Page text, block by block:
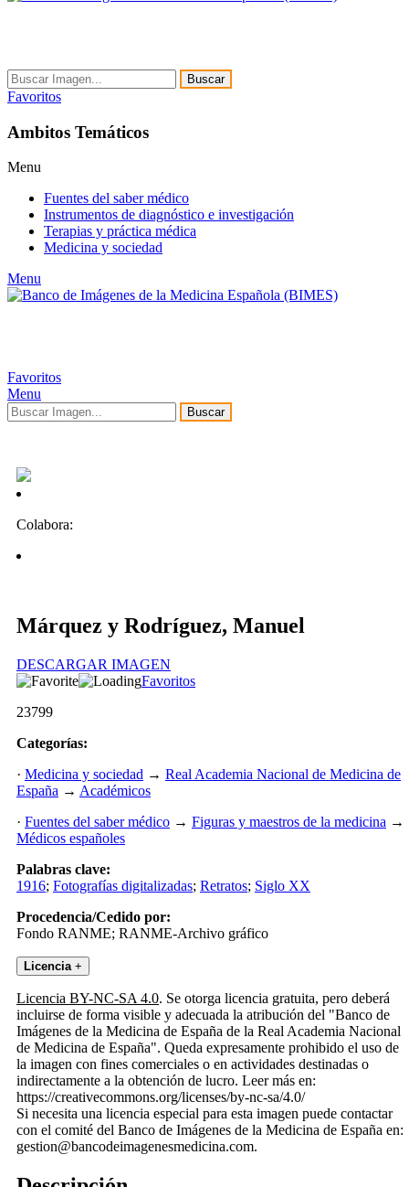
Buscar
Favoritos
Ambitos Temáticos
Menu
Fuentes del saber médico
Instrumentos de diagnóstico e investigación
Terapias y práctica médica
Medicina y sociedad
Menu
Favoritos
Menu
Buscar
Colabora:
Márquez y Rodríguez, Manuel
DESCARGAR IMAGEN
Favoritos
23799
Categorías:
· Medicina y sociedad → Real Academia Nacional de Medicina de
España → Académicos
· Fuentes del saber médico → Figuras y maestros de la medicina →
Médicos españoles
Palabras clave:
1916; Fotografías digitalizadas; Retratos; Siglo XX
Procedencia/Cedido por:
Fondo RANME; RANME-Archivo gráfico
Licencia +
Licencia BY-NC-SA 4.0. Se otorga licencia gratuita, pero deberá
incluirse de forma visible y adecuada la atribución del "Banco de
Imágenes de la Medicina de España de la Real Academia Nacional
de Medicina de España". Queda expresamente prohibido el uso de
la imagen con fines comerciales o en actividades destinadas o
indirectamente a la obtención de lucro. Leer más en:
https://creativecommons.org/licenses/by-nc-sa/4.0/
Si necesita una licencia especial para esta imagen puede contactar
con el comité del Banco de Imágenes de la Medicina de España en:
gestion@bancodeimagenesmedicina.com.